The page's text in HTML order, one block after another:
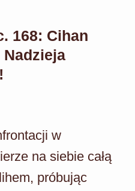
168: Cihan
w
na siebie całą
próbując